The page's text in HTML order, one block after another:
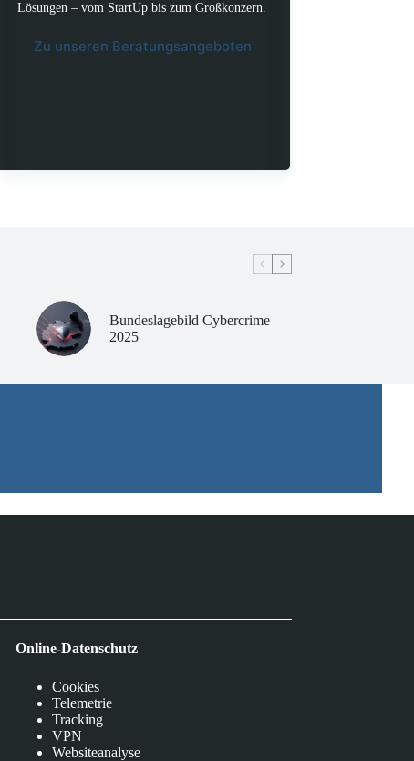
Lösungen – vom StartUp bis zum Großkonzern.
Zu unseren Beratungsangeboten
Bundeslagebild Cybercrime
2025
Online-Datenschutz
Cookies
Telemetrie
Tracking
VPN
Websiteanalyse